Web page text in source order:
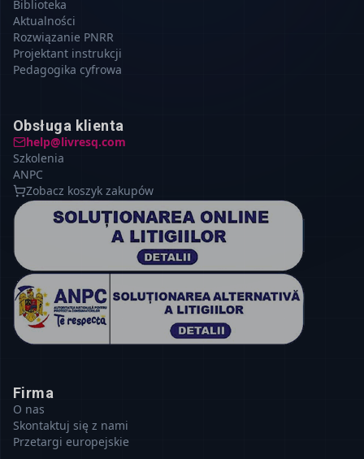
Biblioteka
Aktualności
Rozwiązanie PNRR
Projektant instrukcji
Pedagogika cyfrowa
Obsługa klienta
help@livresq.com
Szkolenia
ANPC
Zobacz koszyk zakupów
Firma
O nas
Skontaktuj się z nami
Przetargi europejskie